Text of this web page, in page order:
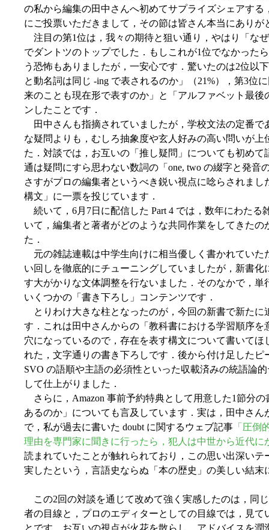
の私から編集の田中さんへ初めてサプライズシェアす
にご投票いただきまして，その節は皆さん本当にありが
注目の第1位は，我々の期待と狙い通り，やはり「な
でダントツのトップでした．もしこれが1位でなかった
う恐怖もありましたが，一安心です．驚いたのは2位以
と動名詞は同じ -ing で表されるのか」（21%），第3位
来のことも現在形で表すのか」と「アルファベット最後
ンしたことです．
田中さんも指摘されていましたが，学校文法の定番で
な疑問よりも，むしろ抽象度や玄人好みの高い問いが
た．対談では，お互いの「推し疑問」についても初め
通は疑問にすら思わない数詞の「one, two の綴字と発音
さすがプロの編集者というべき鋭い視点に唸らされまし
構文」に一票を投じています．
続いて，6月7日に配信した Part 4 では，数年にわたる
いて，編集者と著者がどのような共同作業をしてきた
た．
元の雑誌連載は中学生向けに相当優しく書かれていた
い回しを徹底的にチューニングしていましたが，新書
す大がかりな文体調整を行ないました．そのなかで，
いくつかの「書き下ろし」コンテンツです．
とりわけ大きな柱となったのが，今回の新書で新たに
す．これは田中さんからの「教科書における学習順序
穴になっているので，存在を表す構文について書いて
れた，文字通りの書き下ろしです．後から付け足した
SVO の語順や主語の必須性といった収載済みの統語論
して仕上がりました．
さらに，Amazon 事前予約特典として用意した1節分
あるのか」についても言及しています．実は，田中さ
で，私が過去に書いた doubt に関するウェブ記事 「圧倒
理由を専門家に聞きに行ったら，犯人は中世から近代
読まれていたことが触れられており，この思い出深い
実したという，言語史ならぬ「本の歴史」の美しい結末
この2回の対談を通じて改めて強く実感したのは，同
者の目線と，プロのエディターとしての目線では，見
とです．お互いの視点が火花を散らし，アドバイスを